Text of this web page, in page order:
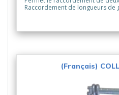
Raccordement de longueurs de
(Français)